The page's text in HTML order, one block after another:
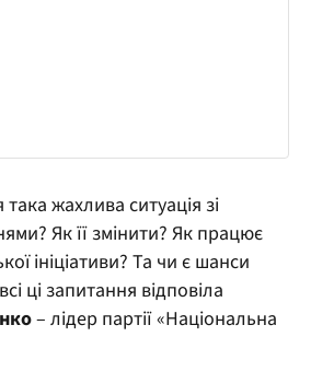
жахлива ситуація зі
Як її змінити? Як працює
ініціативи? Та чи є шанси
ці запитання відповіла
– лідер партії «Національна